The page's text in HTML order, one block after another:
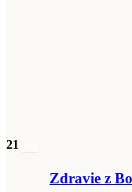
21
Zdravie z